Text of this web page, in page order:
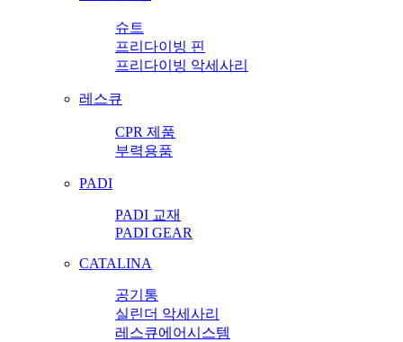
슈트
프리다이빙 핀
프리다이빙 악세사리
레스큐
CPR 제품
부력용품
PADI
PADI 교재
PADI GEAR
CATALINA
공기통
실린더 악세사리
레스큐에어시스템